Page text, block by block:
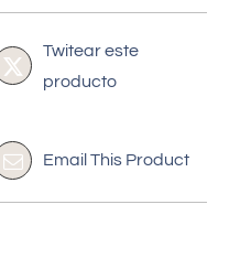
Twitear este
producto
Email This Product